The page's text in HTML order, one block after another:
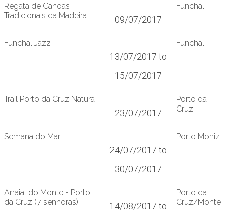
Regata de Canoas
Tradicionais da Madeira
09/07/2017
Funchal
Funchal Jazz
13/07/2017 to
15/07/2017
Funchal
Trail Porto da Cruz Natura
23/07/2017
Porto da
Cruz
Semana do Mar
24/07/2017 to
30/07/2017
Porto Moniz
Arraial do Monte + Porto
da Cruz (7 senhoras)
14/08/2017 to
Porto da
Cruz/Monte